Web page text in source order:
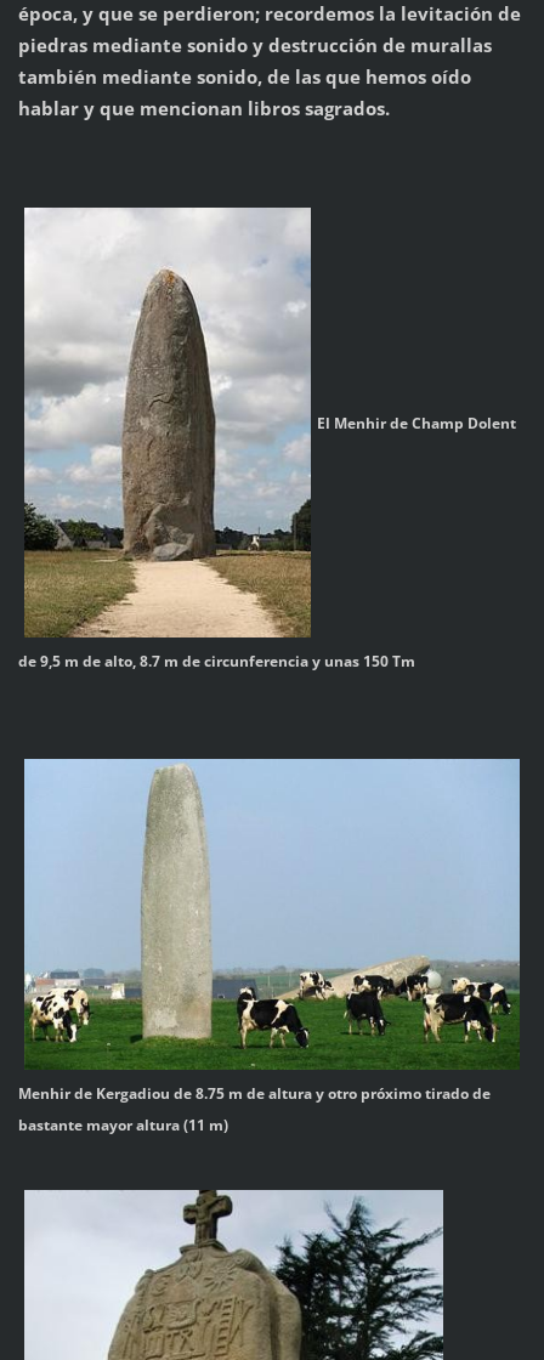
época, y que se perdieron; recordemos la levitación de
piedras mediante sonido y destrucción de murallas
también mediante sonido, de las que hemos oído
hablar y que mencionan libros sagrados.
El Menhir de Champ Dolent
de 9,5 m de alto, 8.7 m de circunferencia y unas 150 Tm
Menhir de Kergadiou de 8.75 m de altura y otro próximo tirado de
bastante mayor altura (11 m)